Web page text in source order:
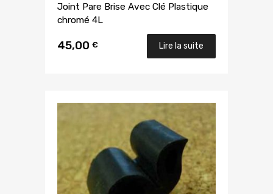
Joint Pare Brise Avec Clé Plastique
chromé 4L
45,00 € Lire la suite